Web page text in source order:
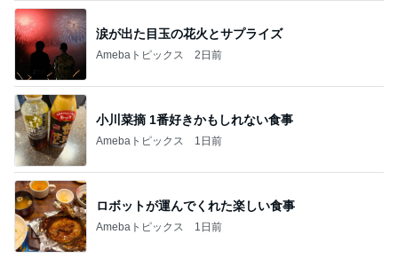
涙が出た目玉の花火とサプライズ
Amebaトピックス 2日前
小川菜摘 1番好きかもしれない食事
Amebaトピックス 1日前
ロボットが運んでくれた楽しい食事
Amebaトピックス 1日前